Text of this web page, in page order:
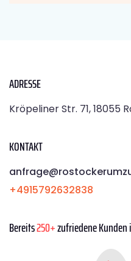
ADRESSE
Kröpeliner Str. 71, 18055
KONTAKT
+4915792632838
Bereits250+zufriedene Kunden